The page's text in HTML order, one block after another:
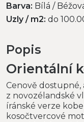
Barva: Bílá /
Uzly / m2: do
Popis
Orientální
Cenově
z novozélandské
íránské verze
kosočtvercové